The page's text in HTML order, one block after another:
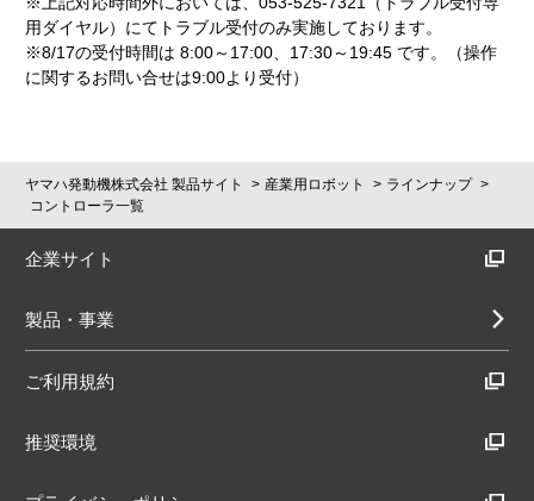
用ダイヤル）にてトラブル受付のみ実施しております。
※8/17の受付時間は 8:00～17:00、17:30～19:45 です。（操作
に関するお問い合せは9:00より受付）
ヤマハ発動機株式会社 製品サイト 産業用ロボット
ラインナップ
コントローラ一覧
企業サイト
製品・事業
ご利用規約
推奨環境